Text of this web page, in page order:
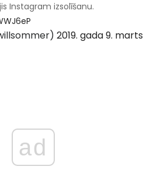
Instagram izsolīšanu.
2019. gada 9. marts
ad